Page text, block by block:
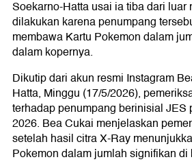
Soekarno-Hatta usai ia tiba dari luar
dilakukan karena penumpang
membawa Kartu Pokemon dalam
dalam kopernya.
Dikutip dari akun resmi Instagram
Hatta, Minggu (17/5/2026),
terhadap penumpang berinisial JES
2026. Bea Cukai menjelaskan
setelah hasil citra X-Ray
Pokemon dalam jumlah signifikan